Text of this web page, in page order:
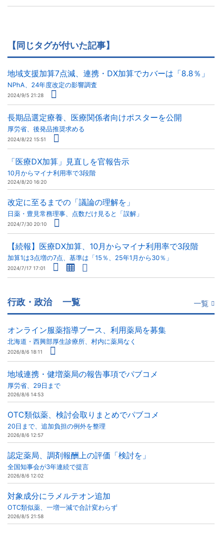
【同じタグが付いた記事】
地域支援加算7点減、連携・DX加算でカバーは「8.8％」
NPhA、24年度改定の影響調査
2024/9/5 21:28
長期品選定療養、医療関係者向けポスターを公開
厚労省、後発品推奨求める
2024/8/22 15:51
「医療DX加算」見直しを官報告示
10月からマイナ利用率で3段階
2024/8/20 16:20
改定に至るまでの「議論の理解を」
日薬・豊見常務理事、点数だけ見ると「誤解」
2024/7/30 20:10
【続報】医療DX加算、10月からマイナ利用率で3段階
加算1は3点増の7点、基準は「15％、25年1月から30％」
2024/7/17 17:01
行政・政治 一覧 一覧
オンライン服薬指導ブース、利用薬局を募集
北海道・西興部厚生診療所、村内に薬局なく
2026/8/6 18:11
地域連携・健増薬局の報告事項でパブコメ
厚労省、29日まで
2026/8/6 14:53
OTC類似薬、検討会取りまとめでパブコメ
20日まで、追加負担の例外を整理
2026/8/6 12:57
認定薬局、調剤報酬上の評価「検討を」
全国知事会が3年連続で提言
2026/8/6 12:02
対象成分にラメルテオン追加
OTC類似薬、一増一減で合計変わらず
2026/8/5 21:58